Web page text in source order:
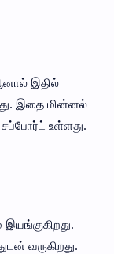
இதில்
இதை மின்னல்
உள்ளது.
இயங்குகிறது.
வருகிறது.